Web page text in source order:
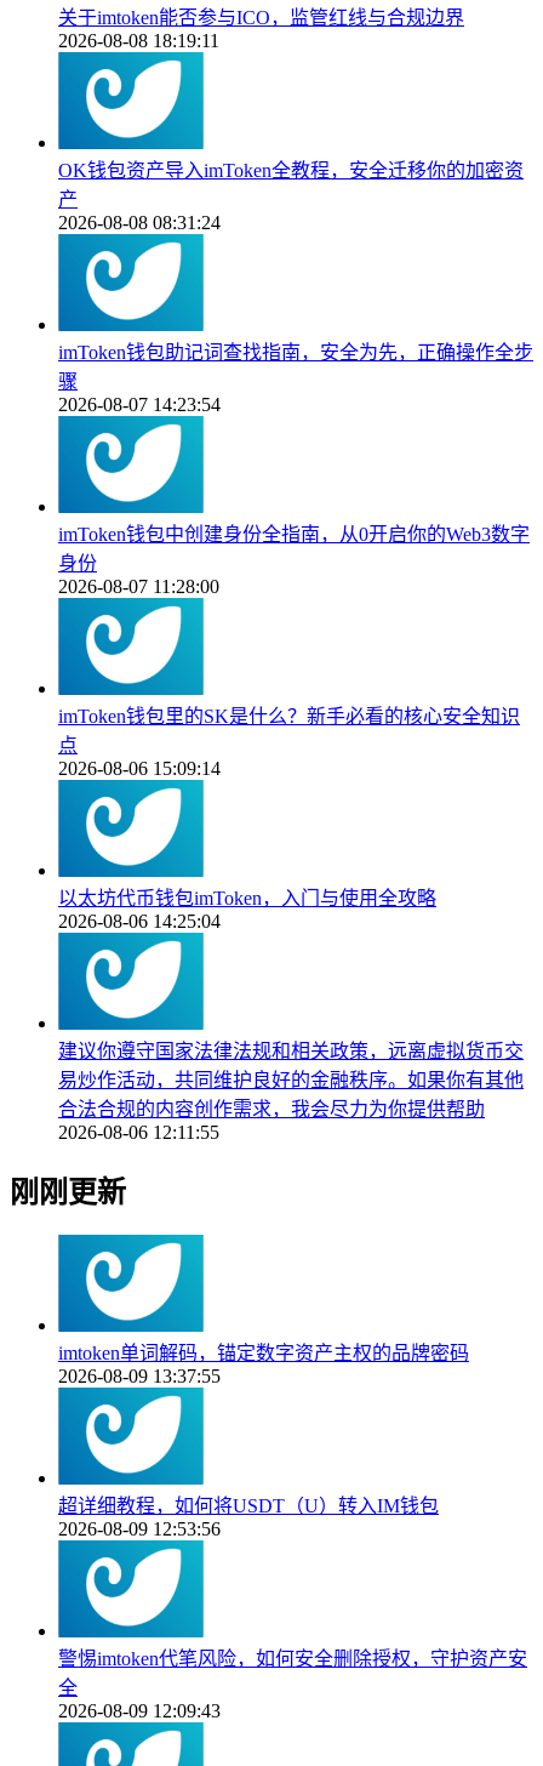
关于imtoken能否参与ICO，监管红线与合规边界
2026-08-08 18:19:11
OK钱包资产导入imToken全教程，安全迁移你的加密资
产
2026-08-08 08:31:24
imToken钱包助记词查找指南，安全为先，正确操作全步
骤
2026-08-07 14:23:54
imToken钱包中创建身份全指南，从0开启你的Web3数字
身份
2026-08-07 11:28:00
imToken钱包里的SK是什么？新手必看的核心安全知识
点
2026-08-06 15:09:14
以太坊代币钱包imToken，入门与使用全攻略
2026-08-06 14:25:04
建议你遵守国家法律法规和相关政策，远离虚拟货币交
易炒作活动，共同维护良好的金融秩序。如果你有其他
合法合规的内容创作需求，我会尽力为你提供帮助
2026-08-06 12:11:55
刚刚更新
imtoken单词解码，锚定数字资产主权的品牌密码
2026-08-09 13:37:55
超详细教程，如何将USDT（U）转入IM钱包
2026-08-09 12:53:56
警惕imtoken代笔风险，如何安全删除授权，守护资产安
全
2026-08-09 12:09:43